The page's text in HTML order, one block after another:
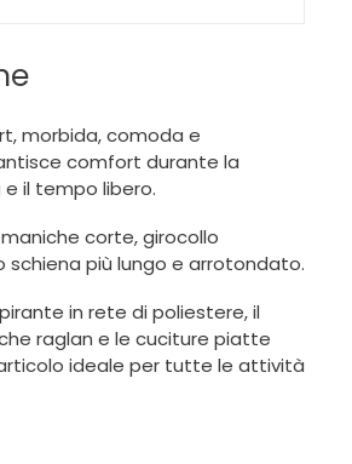
morbida, comoda e
comfort durante la
il tempo libero.
corte, girocollo
schiena più lungo e arrotondato.
in rete di poliestere, il
raglan e le cuciture piatte
ideale per tutte le attività